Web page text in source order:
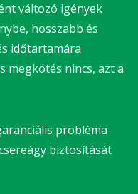
változó igények
hosszabb és
időtartamára
megkötés nincs, azt a
probléma
biztosítását